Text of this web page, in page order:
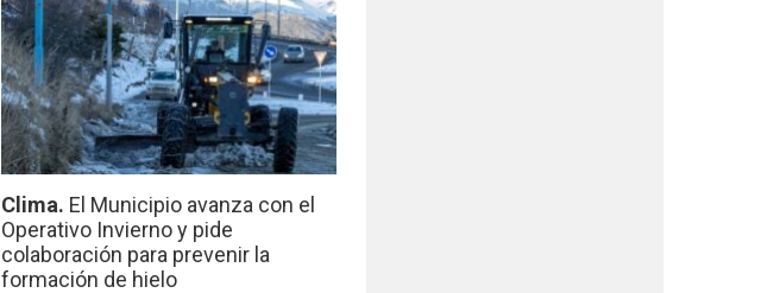
Clima. El Municipio avanza con el
Operativo Invierno y pide
colaboración para prevenir la
formación de hielo